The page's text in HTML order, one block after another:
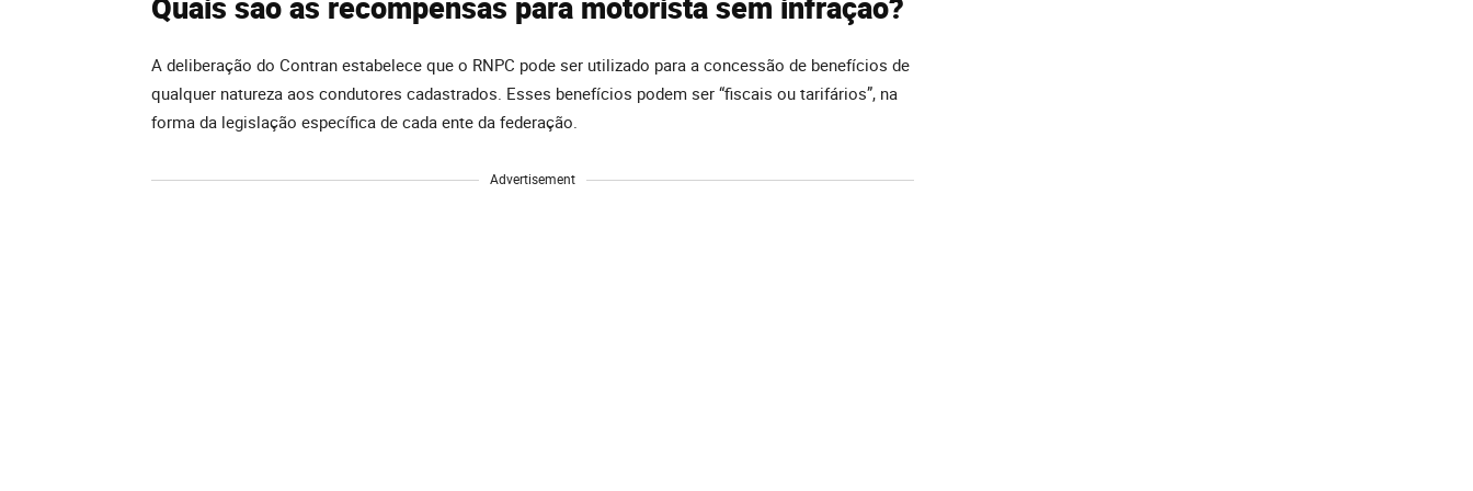
A deliberação do Contran estabelece que o RNPC pode ser utilizado para a concessão de benefícios de
qualquer natureza aos condutores cadastrados. Esses benefícios podem ser “fiscais ou tarifários”, na
forma da legislação específica de cada ente da federação.
Advertisement